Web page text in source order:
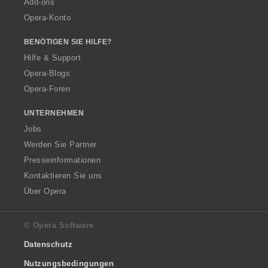
Add-ons
Opera-Konto
BENÖTIGEN SIE HILFE?
Hilfe & Support
Opera-Blogs
Opera-Foren
UNTERNEHMEN
Jobs
Werden Sie Partner
Presseinformationen
Kontaktieren Sie uns
Über Opera
© Opera Software
Datenschutz
Nutzungsbedingungen